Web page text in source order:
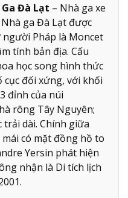
Ga Đà Lạt – Nhà ga xe
ga Đà Lạt được
Pháp là Moncet
tính bản địa. Cấu
học song hình thức
đối xứng, với khối
đỉnh của núi
rông Tây Nguyên;
dài. Chính giữa
có mặt đồng hồ to
Yersin phát hiện
nhận là Di tích lịch